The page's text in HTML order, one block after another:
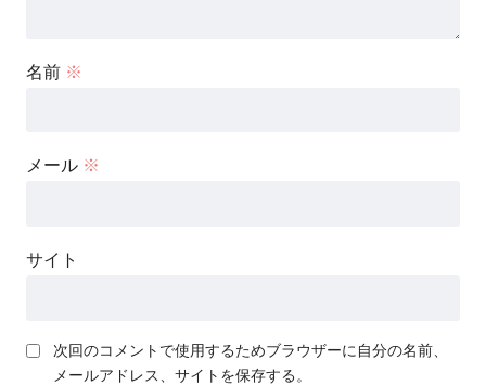
名前 ※
メール ※
サイト
次回のコメントで使用するためブラウザーに自分の名前、
メールアドレス、サイトを保存する。